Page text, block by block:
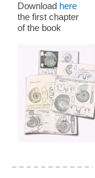
Download here
the first chapter
of the book